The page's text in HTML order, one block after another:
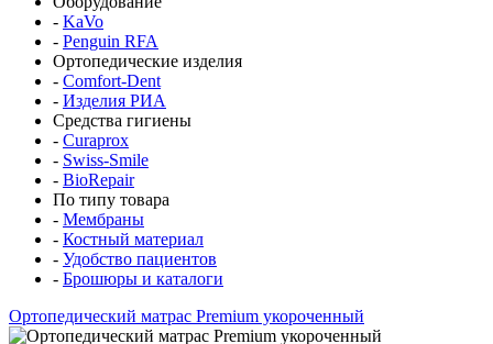
- KaVo
- Penguin RFA
Ортопедические изделия
- Comfort-Dent
- Изделия РИА
Средства гигиены
- Curaprox
- Swiss-Smile
- BioRepair
По типу товара
- Мембраны
- Костный материал
- Удобство пациентов
- Брошюры и каталоги
Ортопедический матрас Premium укороченный